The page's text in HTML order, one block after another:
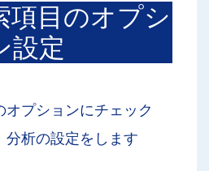
項目のオプシ
設定
オプションにチェック
分析の設定をします